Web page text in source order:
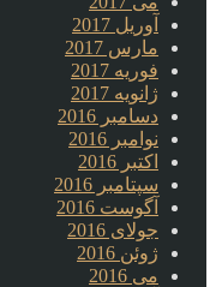
آوریل 2017
مارس 2017
فوریه 2017
ژانویه 2017
دسامبر 2016
نوامبر 2016
اکتبر 2016
سپتامبر 2016
آگوست 2016
جولای 2016
ژوئن 2016
می 2016